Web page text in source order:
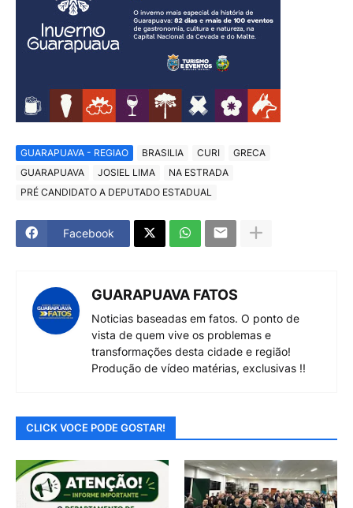
GUARAPUAVA - REGIAO BRASILIA CURI
GRECA
GUARAPUAVA
JOSIEL LIMA
NA ESTRADA
PRÉ CANDIDATO A DEPUTADO ESTADUAL
Facebook
GUARAPUAVA FATOS
Noticias baseadas em fatos. O ponto de
vista de quem vive os problemas e
transformações desta cidade e região!
Produção de vídeo matérias, exclusivas !!
CLICK VOCE PODE GOSTAR!